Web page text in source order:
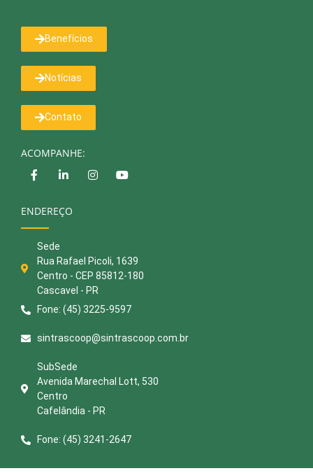
Benefícios
Notícias
Contato
ACOMPANHE:
ENDEREÇO
Sede
Rua Rafael Picoli, 1639
Centro - CEP 85812-180
Cascavel - PR
Fone: (45) 3225-9597
sintrascoop@sintrascoop.com.br
SubSede
Avenida Marechal Lott, 530
Centro
Cafelândia - PR
Fone: (45) 3241-2647